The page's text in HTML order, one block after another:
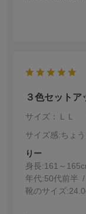
３色セットア
サイズ：ＬＬ
サイズ感:ちょ
りー
身長:161～
年代:50代前半
靴のサイズ: